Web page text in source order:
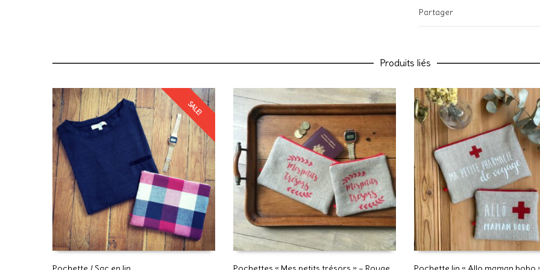
E-mail
Enregistrer mon nom, mon e-
commentaire.
Partager
Produits liés
SALE!